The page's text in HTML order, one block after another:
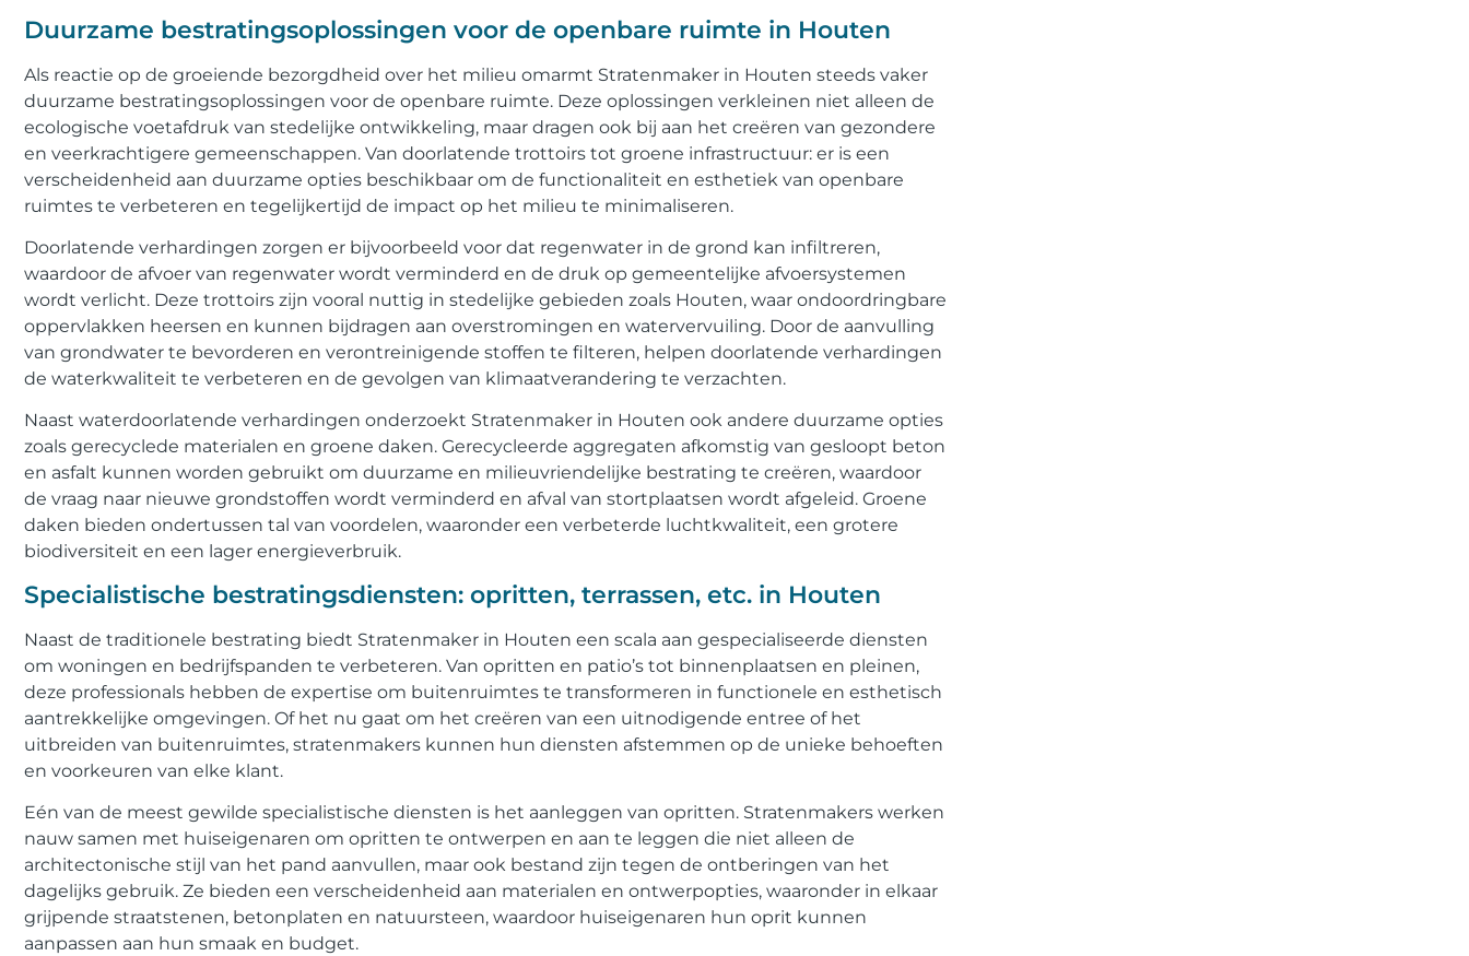
Duurzame bestratingsoplossingen voor de openbare ruimte in Houten
Als reactie op de groeiende bezorgdheid over het milieu omarmt Stratenmaker in Houten steeds vaker
duurzame bestratingsoplossingen voor de openbare ruimte. Deze oplossingen verkleinen niet alleen de
ecologische voetafdruk van stedelijke ontwikkeling, maar dragen ook bij aan het creëren van gezondere
en veerkrachtigere gemeenschappen. Van doorlatende trottoirs tot groene infrastructuur: er is een
verscheidenheid aan duurzame opties beschikbaar om de functionaliteit en esthetiek van openbare
ruimtes te verbeteren en tegelijkertijd de impact op het milieu te minimaliseren.
Doorlatende verhardingen zorgen er bijvoorbeeld voor dat regenwater in de grond kan infiltreren,
waardoor de afvoer van regenwater wordt verminderd en de druk op gemeentelijke afvoersystemen
wordt verlicht. Deze trottoirs zijn vooral nuttig in stedelijke gebieden zoals Houten, waar ondoordringbare
oppervlakken heersen en kunnen bijdragen aan overstromingen en watervervuiling. Door de aanvulling
van grondwater te bevorderen en verontreinigende stoffen te filteren, helpen doorlatende verhardingen
de waterkwaliteit te verbeteren en de gevolgen van klimaatverandering te verzachten.
Naast waterdoorlatende verhardingen onderzoekt Stratenmaker in Houten ook andere duurzame opties
zoals gerecyclede materialen en groene daken. Gerecycleerde aggregaten afkomstig van gesloopt beton
en asfalt kunnen worden gebruikt om duurzame en milieuvriendelijke bestrating te creëren, waardoor
de vraag naar nieuwe grondstoffen wordt verminderd en afval van stortplaatsen wordt afgeleid. Groene
daken bieden ondertussen tal van voordelen, waaronder een verbeterde luchtkwaliteit, een grotere
biodiversiteit en een lager energieverbruik.
Specialistische bestratingsdiensten: opritten, terrassen, etc. in Houten
Naast de traditionele bestrating biedt Stratenmaker in Houten een scala aan gespecialiseerde diensten
om woningen en bedrijfspanden te verbeteren. Van opritten en patio’s tot binnenplaatsen en pleinen,
deze professionals hebben de expertise om buitenruimtes te transformeren in functionele en esthetisch
aantrekkelijke omgevingen. Of het nu gaat om het creëren van een uitnodigende entree of het
uitbreiden van buitenruimtes, stratenmakers kunnen hun diensten afstemmen op de unieke behoeften
en voorkeuren van elke klant.
Eén van de meest gewilde specialistische diensten is het aanleggen van opritten. Stratenmakers werken
nauw samen met huiseigenaren om opritten te ontwerpen en aan te leggen die niet alleen de
architectonische stijl van het pand aanvullen, maar ook bestand zijn tegen de ontberingen van het
dagelijks gebruik. Ze bieden een verscheidenheid aan materialen en ontwerpopties, waaronder in elkaar
grijpende straatstenen, betonplaten en natuursteen, waardoor huiseigenaren hun oprit kunnen
aanpassen aan hun smaak en budget.